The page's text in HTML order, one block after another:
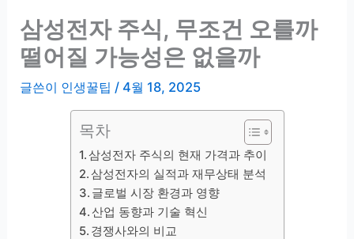
삼성전자 주식, 무조건 오를까
떨어질 가능성은 없을까
글쓴이 인생꿀팁 /4월 18, 2025
목차
삼성전자 주식의 현재 가격과 추이
삼성전자의 실적과 재무상태 분석
글로벌 시장 환경과 영향
산업 동향과 기술 혁신
경쟁사와의 비교